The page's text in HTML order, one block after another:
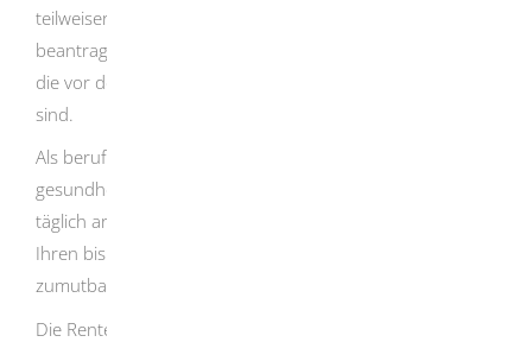
teilweiser Erwerbsminderung bei Berufsunfähigkeit zu
beantragen. Diese Regelung gilt jedoch nur für Personen,
die vor dem 02.01.1961 geboren und berufsunfähig
sind.
Als berufsunfähig gelten Sie, wenn Sie aus
gesundheitlichen Gründen weniger als sechs Stunden
täglich arbeiten können. Dies bezieht sich sowohl auf
Ihren bisherigen als auch auf einen anderen Ihnen
zumutbaren Beruf.
Die Rente wegen teilweiser Erwerbsminderung bei